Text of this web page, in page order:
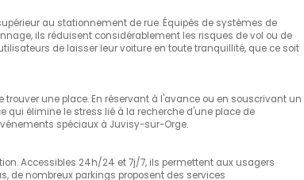
au stationnement de rue. Équipés de systèmes de
ils réduisent considérablement les risques de vol ou de
de laisser leur voiture en toute tranquillité, que ce soit
une place. En réservant à l'avance ou en souscrivant un
qui élimine le stress lié à la recherche d'une place de
spéciaux à Juvisy-sur-Orge.
Accessibles 24h/24 et 7j/7, ils permettent aux usagers
de nombreux parkings proposent des services